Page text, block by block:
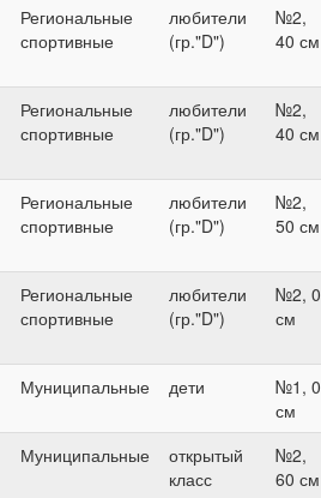
Региональные
спортивные
любители
(гр."D")
№2,
40 см
Региональные
спортивные
любители
(гр."D")
№2,
40 см
Региональные
спортивные
любители
(гр."D")
№2,
50 см
Региональные
спортивные
любители
(гр."D")
№2, 0
см
Муниципальные дети
№1, 0
см
Муниципальные
открытый
класс
№2,
60 см